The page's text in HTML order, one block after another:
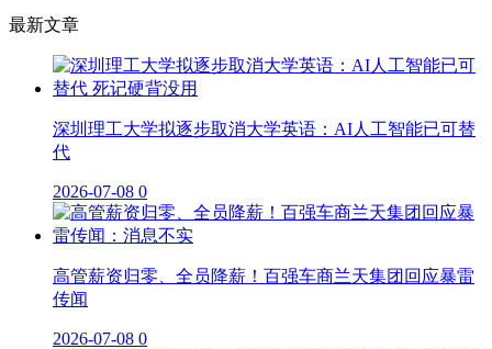
最新文章
深圳理工大学拟逐步取消大学英语：AI人工智能已可替
代
2026-07-08 0
高管薪资归零、全员降薪！百强车商兰天集团回应暴雷
传闻
2026-07-08 0